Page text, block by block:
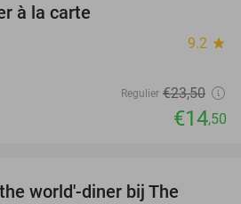
à la carte
9.2 star
Regulier €23,50
€14,50
world'-diner bij The